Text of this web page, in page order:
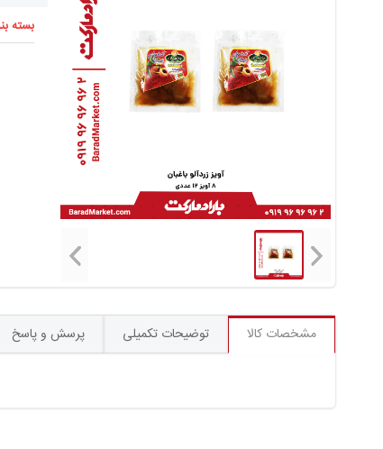
بسته
مشخصات کالا توضیحات تکمیلی پرسش و پاسخ